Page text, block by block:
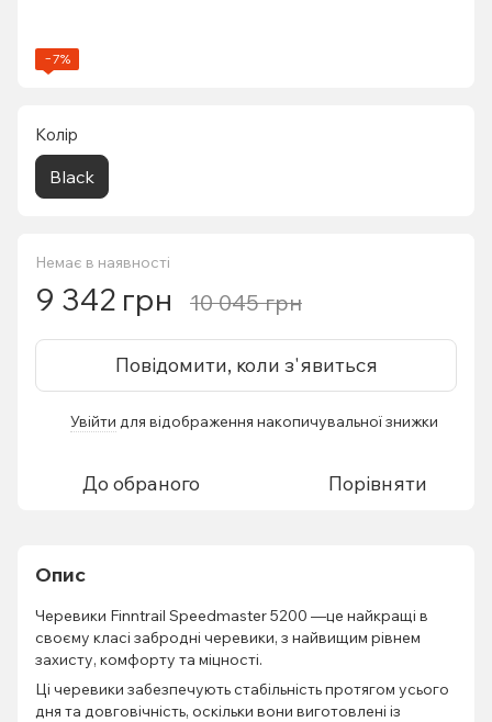
−7%
Колір
Black
Немає в наявності
9 342 грн 10 045 грн
Повідомити, коли з'явиться
Увійти для відображення накопичувальної знижки
До обраного Порівняти
Опис
Черевики Finntrail Speedmaster 5200 —це найкращі в
своєму класі забродні черевики, з найвищим рівнем
захисту, комфорту та міцності.
Ці черевики забезпечують стабільність протягом усього
дня та довговічність, оскільки вони виготовлені із